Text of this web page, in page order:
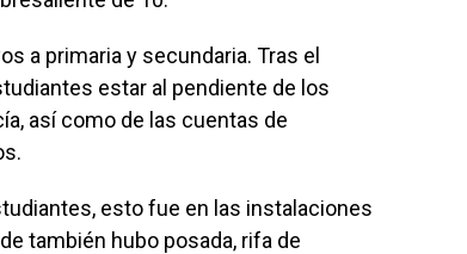
a primaria y secundaria. Tras el
estar al pendiente de los
así como de las cuentas de
esto fue en las instalaciones
también hubo posada, rifa de